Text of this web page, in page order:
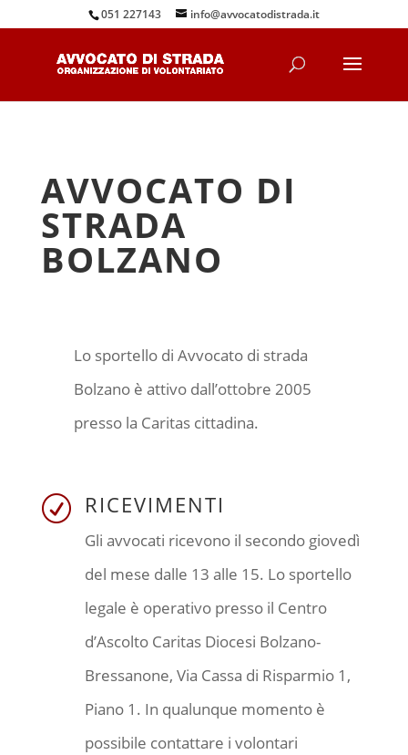
051 227143 info@avvocatodistrada.it
AVVOCATO DI
STRADA
BOLZANO
Lo sportello di Avvocato di strada
Bolzano è attivo dall’ottobre 2005
presso la Caritas cittadina.
R RICEVIMENTI
Gli avvocati ricevono il secondo giovedì
del mese dalle 13 alle 15. Lo sportello
legale è operativo presso il Centro
d’Ascolto Caritas Diocesi Bolzano-
Bressanone, Via Cassa di Risparmio 1,
Piano 1. In qualunque momento è
possibile contattare i volontari